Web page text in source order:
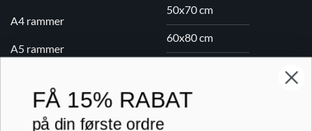
A4 rammer
A5 rammer
50x70 cm
60x80 cm
Printogrammer.dk · Navervej 21 · 8382 Hinnerup · CVR 40736166 ·
(+45) 8844 1630 · kundeservice@printogrammer.dk
FÅ 15% RABAT
på din første ordre